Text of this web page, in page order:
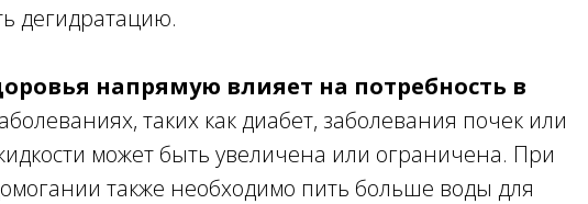
дегидратацию.
напрямую влияет на потребность в
таких как диабет, заболевания почек или
может быть увеличена или ограничена. При
также необходимо пить больше воды для